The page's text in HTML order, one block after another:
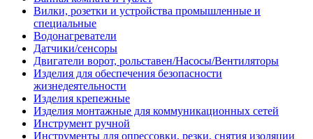
Вилки, розетки и устройства промышленные и
специальные
Водонагреватели
Датчики/сенсоры
Двигатели ворот, рольставен/Насосы/Вентиляторы
Изделия для обеспечения безопасности
жизнедеятельности
Изделия крепежные
Изделия монтажные для коммуникационных сетей
Инструмент ручной
Инструменты для опрессовки, резки, снятия изоляции